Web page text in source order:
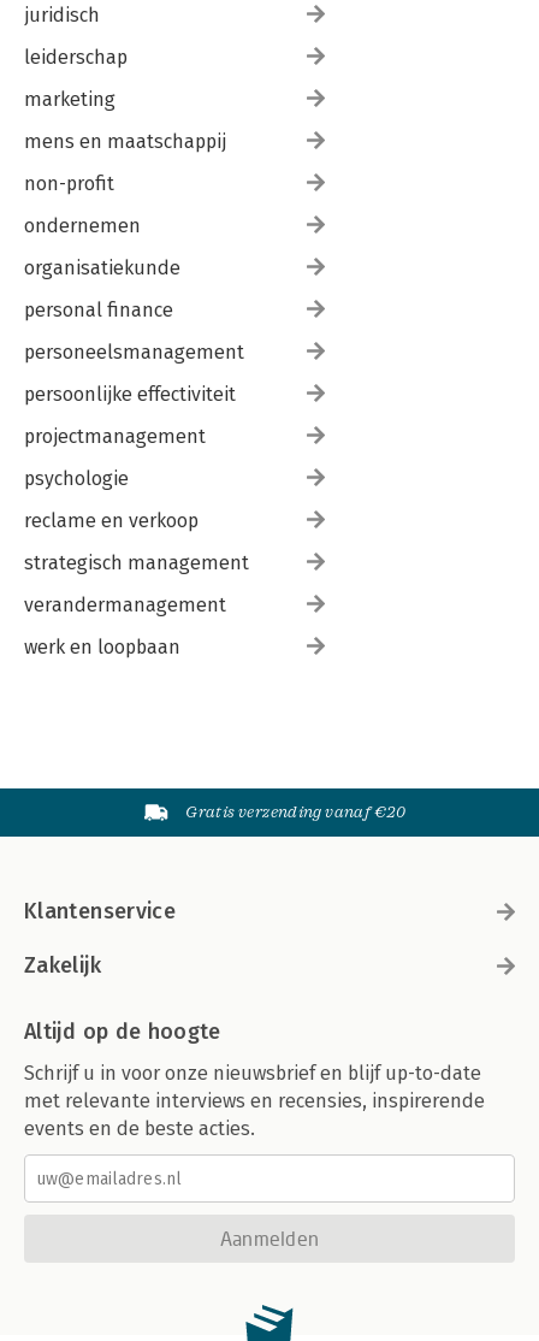
juridisch
leiderschap
marketing
mens en maatschappij
non-profit
ondernemen
organisatiekunde
personal finance
personeelsmanagement
persoonlijke effectiviteit
projectmanagement
psychologie
reclame en verkoop
strategisch management
verandermanagement
werk en loopbaan
Gratis verzending vanaf €20
Klantenservice
Zakelijk
Altijd op de hoogte
Schrijf u in voor onze nieuwsbrief en blijf up-to-date
met relevante interviews en recensies, inspirerende
events en de beste acties.
Aanmelden